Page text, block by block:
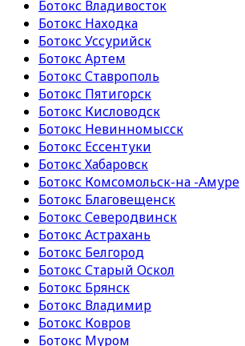
Ботокс Владивосток
Ботокс Находка
Ботокс Уссурийск
Ботокс Артем
Ботокс Ставрополь
Ботокс Пятигорск
Ботокс Кисловодск
Ботокс Невинномысск
Ботокс Ессентуки
Ботокс Хабаровск
Ботокс Комсомольск-на -Амуре
Ботокс Благовещенск
Ботокс Северодвинск
Ботокс Астрахань
Ботокс Белгород
Ботокс Старый Оскол
Ботокс Брянск
Ботокс Владимир
Ботокс Ковров
Ботокс Муром